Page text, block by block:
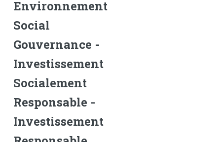
Environnement
Social
Gouvernance -
Investissement
Socialement
Responsable -
Investissement